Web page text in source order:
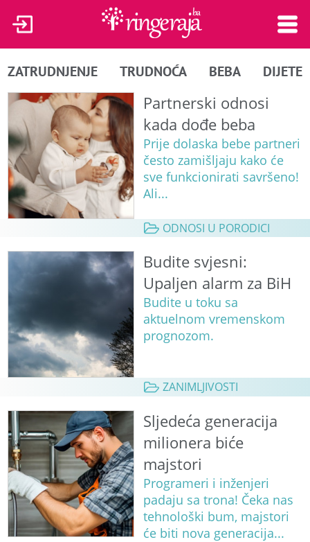
ZATRUDNJENJE TRUDNOĆA BEBA DIJETE
Partnerski odnosi
kada dođe beba
Prije dolaska bebe partneri
često zamišljaju kako će
sve funkcionirati savršeno!
Ali...
ODNOSI U PORODICI
Budite svjesni:
Upaljen alarm za BiH
Budite u toku sa
aktuelnom vremenskom
prognozom.
ZANIMLJIVOSTI
Sljedeća generacija
milionera biće
majstori
Programeri i inženjeri
padaju sa trona! Čeka nas
tehnološki bum, majstori
će biti nova generacija...